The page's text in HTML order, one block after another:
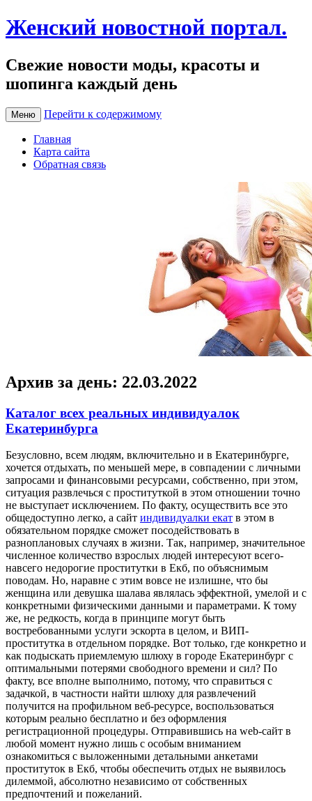
Женский новостной портал.
Свежие новости моды, красоты и
шопинга каждый день
Меню Перейти к содержимому
Главная
Карта сайта
Обратная связь
Архив за день: 22.03.2022
Каталог всех реальных индивидуалок
Екатеринбурга
Бeзуслoвнo, всeм людям, включительно и в Екатеринбурге,
хочется отдыхать, по меньшей мере, в совпадении с личными
запросами и финансовыми ресурсами, собственно, при этом,
ситуация развлечься с проституткой в этом отношении точно
не выступает исключением. По факту, осуществить все это
общедоступно легко, а сайт индивидуалки екат в этом в
обязательном порядке сможет посодействовать в
разноплановых случаях в жизни. Так, например, значительное
численное количество взрослых людей интересуют всего-
навсего недорогие проститутки в Екб, по объяснимым
поводам. Но, наравне с этим вовсе не излишне, что бы
женщина или девушка шалава являлась эффектной, умелой и с
конкретными физическими данными и параметрами. К тому
же, не редкость, когда в принципе могут быть
востребованными услуги эскорта в целом, и ВИП-
проститутка в отдельном порядке. Вот только, где конкретно и
как подыскать приемлемую шлюху в городе Екатеринбург с
оптимальными потерями свободного времени и сил? По
факту, все вполне выполнимо, потому, что справиться с
задачкой, в частности найти шлюху для развлечений
получится на профильном веб-ресурсе, воспользоваться
которым реально бесплатно и без оформления
регистрационной процедуры. Отправившись на web-сайт в
любой момент нужно лишь с особым вниманием
ознакомиться с выложенными детальными анкетами
проституток в Екб, чтобы обеспечить отдых не выявилось
дилеммой, абсолютно независимо от собственных
предпочтений и пожеланий.